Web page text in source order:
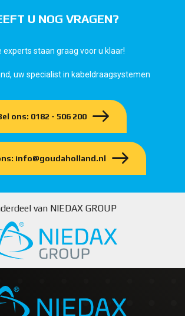
U NOG VRAGEN?
experts staan graag voor u klaar!
uw specialist in kabeldraagsystemen
ons: 0182 - 506 200
info@goudaholland.nl
van NIEDAX GROUP